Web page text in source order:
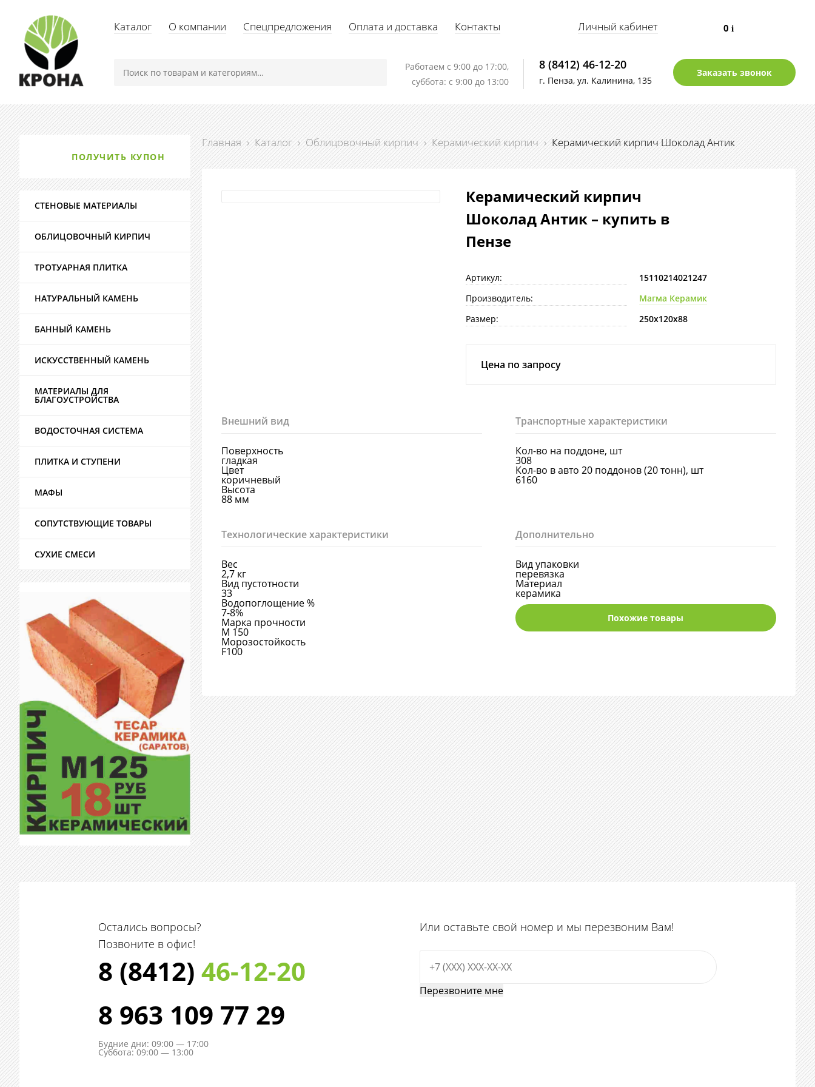
Каталог О компании Спецпредложения Оплата и доставка Контакты Личный кабинет 0i
Работаем c 9:00 до 17:00,
суббота: с 9:00 до 13:00
8 (8412) 46-12-20
г. Пенза, ул. Калинина, 135
Заказать звонок
Главная › Каталог › Облицовочный кирпич › Керамический кирпич › Керамический кирпич Шоколад Антик
Керамический кирпич
Шоколад Антик – купить в
Пензе
Артикул:
15110214021247
Производитель:
Магма Керамик
Размер:
250х120х88
Цена по запросу
Внешний вид
Поверхность
гладкая
Цвет
коричневый
Высота
88 мм
Транспортные характеристики
Кол-во на поддоне, шт
308
Кол-во в авто 20 поддонов (20 тонн), шт
6160
Технологические характеристики
Вес
2,7 кг
Вид пустотности
33
Водопоглощение %
7-8%
Марка прочности
М 150
Морозостойкость
F100
Дополнительно
Вид упаковки
перевязка
Материал
керамика
Похожие товары
ПОЛУЧИТЬ КУПОН
СТЕНОВЫЕ МАТЕРИАЛЫ
ОБЛИЦОВОЧНЫЙ КИРПИЧ
ТРОТУАРНАЯ ПЛИТКА
НАТУРАЛЬНЫЙ КАМЕНЬ
БАННЫЙ КАМЕНЬ
ИСКУССТВЕННЫЙ КАМЕНЬ
МАТЕРИАЛЫ ДЛЯ
БЛАГОУСТРОЙСТВА
ВОДОСТОЧНАЯ СИСТЕМА
ПЛИТКА И СТУПЕНИ
МАФЫ
СОПУТСТВУЮЩИЕ ТОВАРЫ
СУХИЕ СМЕСИ
Остались вопросы?
Позвоните в офис!
8 (8412) 46-12-20
8 963 109 77 29
Будние дни: 09:00 — 17:00
Суббота: 09:00 — 13:00
Или оставьте свой номер и мы перезвоним Вам!